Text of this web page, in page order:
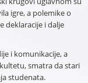
igre, a polemike o
deklaracije i dalje
i komunikacije, a
smatra da stari
studenata.